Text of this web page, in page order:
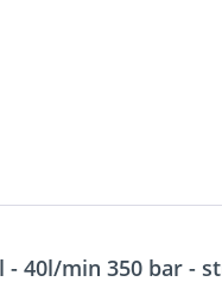
40l/min 350 bar -